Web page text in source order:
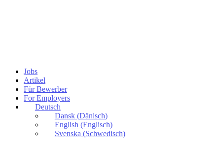
Jobs
Artikel
Für Bewerber
For Employers
Deutsch
Dansk(Dänisch)
English (Englisch)
Svenska (Schwedisch)